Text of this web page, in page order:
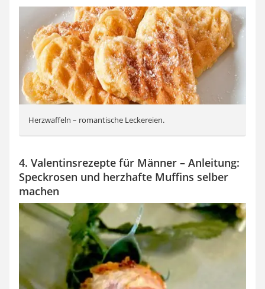
Herzwaffeln – romantische Leckereien.
4. Valentinsrezepte für Männer – Anleitung:
Speckrosen und herzhafte Muffins selber
machen